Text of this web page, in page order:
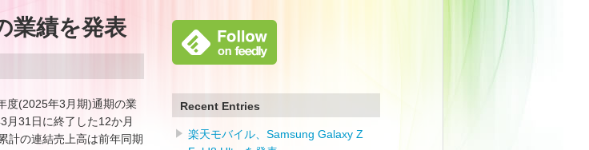
業績を発表
度(2025年3月期)通期の業
月31日に終了した12か月
計の連結売上高は前年同期
Recent Entries
楽天モバイル、Samsung Galaxy Z